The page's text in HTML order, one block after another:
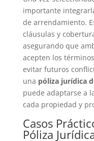
importante
de arrendamiento.
cláusulas y
asegurando que
acepten los
evitar futuros
una póliza jurídica
puede adaptarse a
cada propiedad y
Casos
Póliza